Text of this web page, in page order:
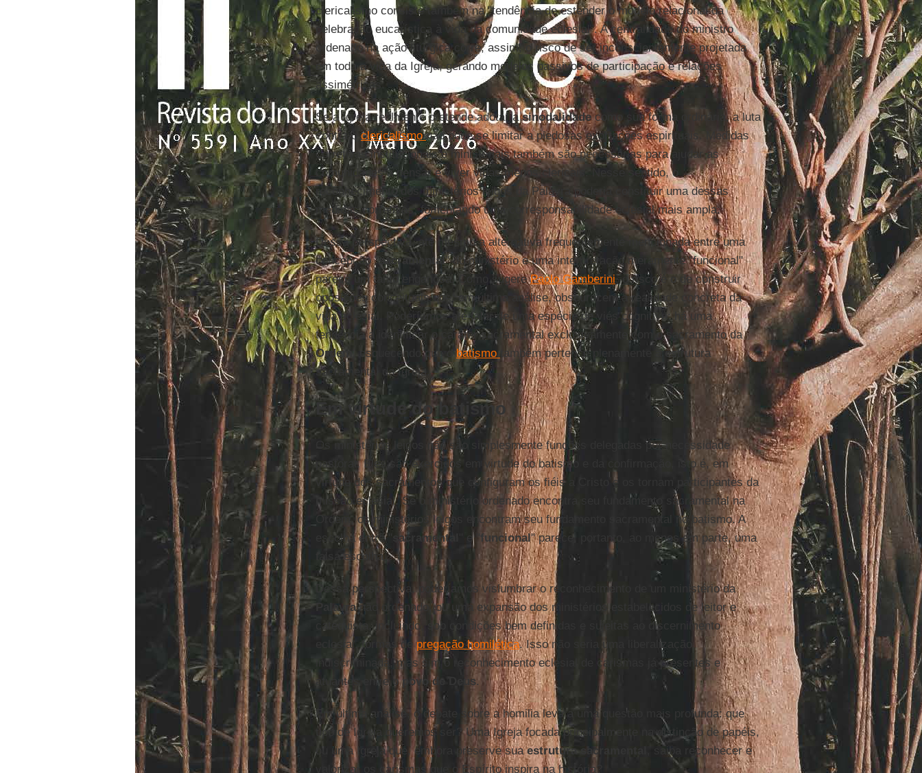
clericalismo consiste também na "tendência de estender o modelo relacional da
celebração eucarística à vida da comunidade eclesial". A centralidade do ministro
ordenado na ação litúrgica corre, assim, o risco de ser inconscientemente projetada
em toda a vida da Igreja, gerando modelos passivos de participação e relações
assimétricas.
Se a Igreja realmente pretende adotar asinodalidadecomo sua forma ordinária, a luta
contra oclericalismonão pode se limitar a piedosas exortações espirituais. Medidas
corretivas institucionais e ministeriais também são necessárias para ajudar as
comunidades a pensar e viver vidas menos clericais. Nesse sentido, o
reconhecimento dos ministérios leigos da Palavra poderia constituir uma dessas
medidas corretivas, fomentando uma corresponsabilidade eclesial mais ampla.
Dessa perspectiva, até mesmo a alternativa frequentemente mencionada entre uma
concepção "sacramental" do ministério e uma interpretação meramente "funcional"
parece um tanto enganosa. Como sugerePaolo Gamberini, o risco é o de construir
oposições conceituais que, em última análise, obscurecem a realidade concreta da
vida eclesial. Poderíamos até falar de uma espécie de viés cognitivo: há uma
tendência a identificar o caráter sacramental exclusivamente com o sacramento da
Ordem
, esquecendo que o batismo
também pertence plenamente à estrutura
sacramental da Igreja.
Em virtude do batismo
Os ministérios leigos não são simplesmente funções delegadas por necessidade
pastoral. Eles são exercidos em virtude do batismo e da confirmação, isto é, em
virtude dos sacramentos que configuram os fiéis a Cristo e os tornam participantes da
missão eclesial. Se o ministério ordenado encontra seu fundamento sacramental na
Ordem, os ministérios leigos encontram seu fundamento sacramental no batismo. A
escolha entre "
sacramental " e " funcional" parece, portanto, ao menos em parte, uma
falsa escolha.
Dessa perspectiva, poderíamos vislumbrar o reconhecimento de um ministério da
Palavranão ordenado, ou uma expansão dos ministérios estabelecidos de leitor e
catequista, incluindo, sob condições bem definidas e sujeitas ao discernimento
eclesial, formas de pregação homilética. Isso não seria uma liberalização
indiscriminada, mas sim o reconhecimento eclesial de carismas já presentes e
atuantes entre opovo de Deus.
Em última análise, o debate sobre a homilia leva a uma questão mais profunda: que
tipo de Igreja queremos ser? Uma Igreja focada principalmente na distinção de papéis,
ou uma Igreja que, embora preserve suaestrutura sacramental
, saiba reconhecer e
valorizar os carismas que o Espírito inspira na história?